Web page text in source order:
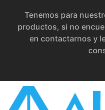
Tenemos para
productos, si no
en contactarnos y